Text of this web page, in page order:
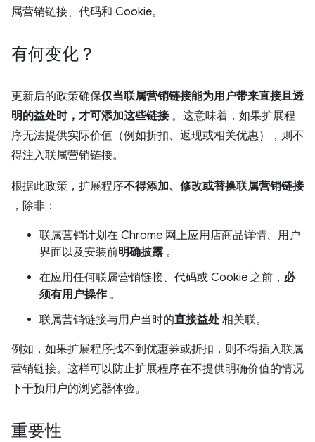
属营销链接、代码和 Cookie。
有何变化？
更新后的政策确保仅当联属营销链接能为用户带来直接且透
明的益处时，才可添加这些链接。这意味着，如果扩展程
序无法提供实际价值（例如折扣、返现或相关优惠），则不
得注入联属营销链接。
根据此政策，扩展程序不得添加、修改或替换联属营销链接
，除非：
联属营销计划在 Chrome 网上应用店商品详情、用户
界面以及安装前明确披露 。
在应用任何联属营销链接、代码或 Cookie 之前， 必
须有用户操作。
联属营销链接与用户当时的直接益处 相关联。
例如，如果扩展程序找不到优惠券或折扣，则不得插入联属
营销链接。这样可以防止扩展程序在不提供明确价值的情况
下干预用户的浏览器体验。
重要性